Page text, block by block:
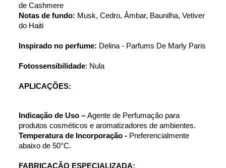
de Cashmere
Notas de fundo: Musk, Cedro, Âmbar, Baunilha, Vetiver
do Haiti
Inspirado no perfume:
Fotossensibilidade: Nula
APLICAÇÕES:
Indicação de Uso – Agente de Perfumação para
produtos cosméticos e aromatizadores de ambientes.
Temperatura de Incorporação - Preferencialmente
abaixo de 50°C.
FABRICAÇÃO ESPECIALIZADA: